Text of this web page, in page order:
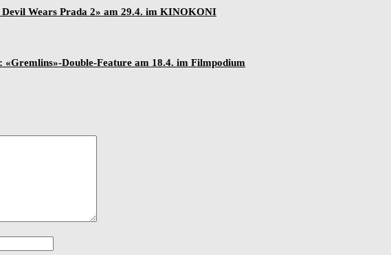
Wears Prada 2» am 29.4. im KINOKONI
Double-Feature am 18.4. im Filmpodium